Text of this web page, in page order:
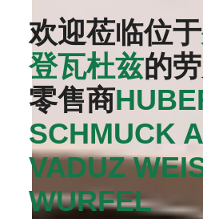
欢迎莅临位于
登瓦杜兹的
零售商
SCHMUCK
VADUZ
WURFEL‬